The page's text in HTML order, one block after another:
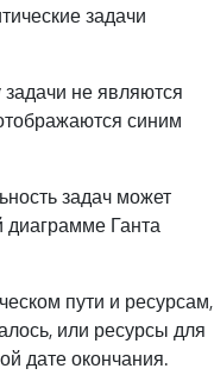
задачи
не являются
синим
задач может
диаграмме Ганта
пути и ресурсам,
или ресурсы для
дате окончания.